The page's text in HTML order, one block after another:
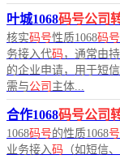
叶城1068码号公司
核实码号性质1068码号
务接入代码，通常由
的企业申请，用于短
需与公司 主体...
合作1068码号公司
1068码号的性质1068号
业务接入码 （如短信